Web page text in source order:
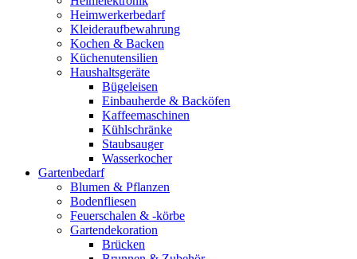
Heimwerkerbedarf
Kleideraufbewahrung
Kochen & Backen
Küchenutensilien
Haushaltsgeräte
Bügeleisen
Einbauherde & Backöfen
Kaffeemaschinen
Kühlschränke
Staubsauger
Wasserkocher
Gartenbedarf
Blumen & Pflanzen
Bodenfliesen
Feuerschalen & -körbe
Gartendekoration
Brücken